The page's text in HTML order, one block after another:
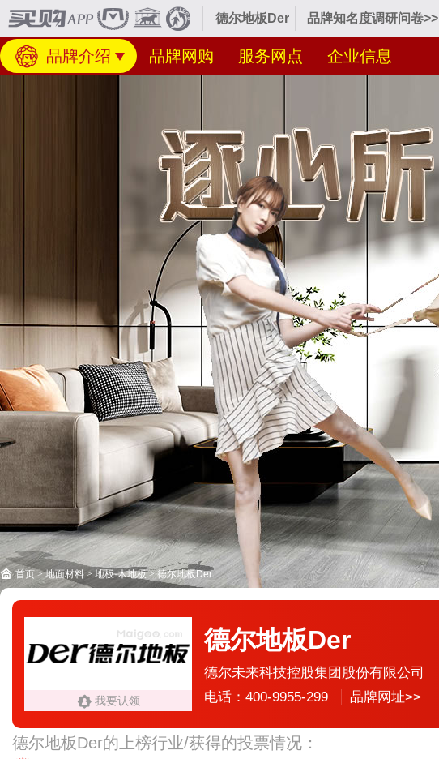
德尔地板Der 品牌知名度调研问卷>>
品牌介绍 品牌网购 服务网点 企业信息
首页 > 地面材料 > 地板·木地板 > 德尔地板Der
我要认领
德尔地板Der
德尔未来科技控股集团股份有限公司
电话：400-9955-299
品牌网址>>
德尔地板Der的上榜行业/获得的投票情况：